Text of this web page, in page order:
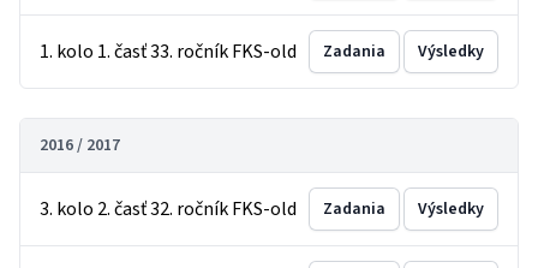
1. kolo 1. časť 33. ročník FKS-old Zadania Výsledky
2016 / 2017
3. kolo 2. časť 32. ročník FKS-old Zadania Výsledky